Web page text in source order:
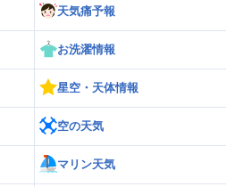
天気痛予報
お洗濯情報
星空・天体情報
空の天気
マリン天気